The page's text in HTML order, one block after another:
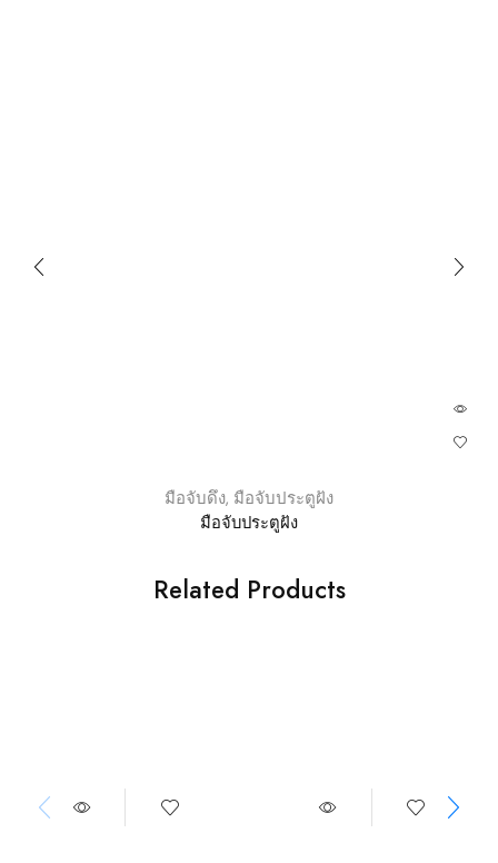
มือจับดึง, มือจับประตูฝัง
มือจับประตูฝัง
Related Products